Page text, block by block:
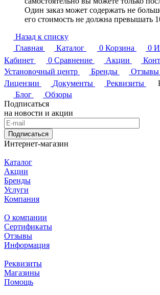
Один заказ может содержать не
его стоимость не должна превышать
Назад к списку
Главная
Каталог 0 Корзина 0
Кабинет
0 Сравнение Акции
Установочный центр
Бренды Отзывы
Лицензии
Документы Реквизиты
Блог
Обзоры
Подписаться
на новости и акции
Подписаться
Интернет-магазин
Каталог
Акции
Бренды
Услуги
Компания
О компании
Сертификаты
Отзывы
Информация
Реквизиты
Магазины
Помощь